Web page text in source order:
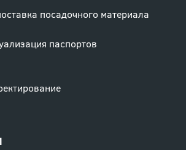
посадочного материала
паспортов